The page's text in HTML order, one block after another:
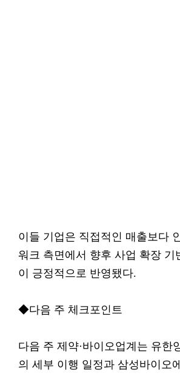
이들 기업은 직접적인 매출보다
워크 측면에서 향후 사업 확장 기
이 긍정적으로 반영됐다.
◆다음 주 체크포인트
다음 주 제약·바이오업계는 유한
의 세부 이행 일정과 삼성바이오